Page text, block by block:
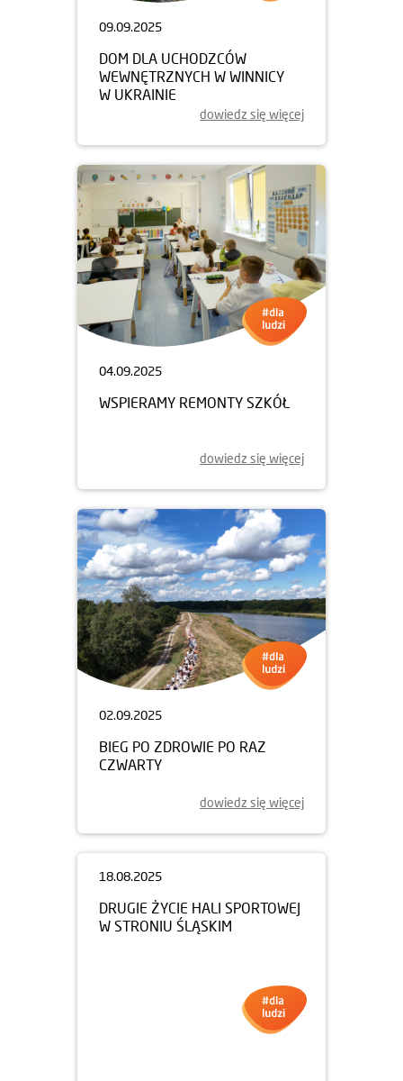
09.09.2025
DOM DLA UCHODZCÓW
WEWNĘTRZNYCH W WINNICY
W UKRAINIE
dowiedz się więcej
04.09.2025
WSPIERAMY REMONTY SZKÓŁ
dowiedz się więcej
02.09.2025
BIEG PO ZDROWIE PO RAZ
CZWARTY
dowiedz się więcej